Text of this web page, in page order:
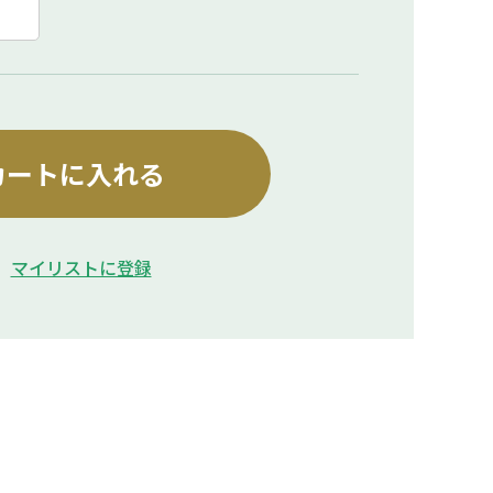
トに入れる
マイリストに登録